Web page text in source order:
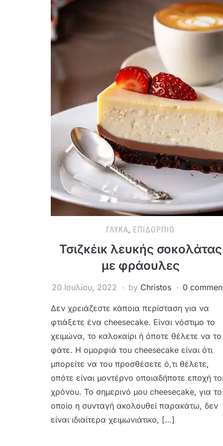
ΓΛΥΚΆ, ΕΠΙΔΌΡΠΙΟ
Τσιζκέικ λευκής σοκολάτας
με φράουλες
20 Ιουλίου, 2022 by Christos 0
Δεν χρειάζεστε κάποια περίσταση για να
φτιάξετε ένα cheesecake. Είναι νόστιμο το
χειμώνα, το καλοκαίρι ή όποτε θέλετε να το
φάτε. Η ομορφιά του cheesecake είναι ότι
μπορείτε να του προσθέσετε ό,τι θέλετε,
οπότε είναι μοντέρνο οποιαδήποτε εποχή
χρόνου. Το σημερινό μου cheesecake, για το
οποίο η συνταγή ακολουθεί παρακάτω, δεν
είναι ιδιαίτερα χειμωνιάτικο, […]